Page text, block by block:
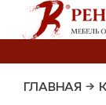
ГЛАВНАЯ →